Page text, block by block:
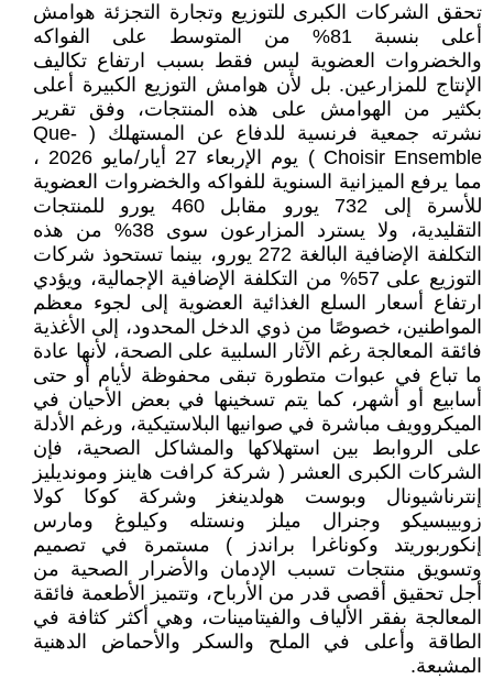
تحقق الشركات الكبرى للتوزيع وتجارة التجزئة هوامش
أعلى بنسبة 81% من المتوسط على الفواكه
والخضروات العضوية ليس فقط بسبب ارتفاع تكاليف
الإنتاج للمزارعين. بل لأن هوامش التوزيع الكبيرة أعلى
بكثير من الهوامش على هذه المنتجات، وفق تقرير
نشرته جمعية فرنسية للدفاع عن المستهلك ( Que-
Choisir Ensemble ) يوم الإربعاء 27 أيار/مايو 2026 ،
مما يرفع الميزانية السنوية للفواكه والخضروات العضوية
للأسرة إلى 732 يورو مقابل 460 يورو للمنتجات
التقليدية، ولا يسترد المزارعون سوى 38% من هذه
التكلفة الإضافية البالغة 272 يورو، بينما تستحوذ شركات
التوزيع على 57% من التكلفة الإضافية الإجمالية، ويؤدي
ارتفاع أسعار السلع الغذائية العضوية إلى لجوء معظم
المواطنين، خصوصًا من ذوي الدخل المحدود، إلى الأغذية
فائقة المعالجة رغم الآثار السلبية على الصحة، لأنها عادة
ما تباع في عبوات متطورة تبقى محفوظة لأيام أو حتى
أسابيع أو أشهر، كما يتم تسخينها في بعض الأحيان في
الميكروويف مباشرة في صوانيها البلاستيكية، ورغم الأدلة
على الروابط بين استهلاكها والمشاكل الصحية، فإن
الشركات الكبرى العشر ( شركة كرافت هاينز ومونديليز
إنترناشيونال وبوست هولدينغز وشركة كوكا كولا
زوبيبسيكو وجنرال ميلز ونستله وكيلوغ ومارس
إنكوربوريتد وكوناغرا براندز ) مستمرة في تصميم
وتسويق منتجات تسبب الإدمان والأضرار الصحية من
أجل تحقيق أقصى قدر من الأرباح، وتتميز الأطعمة فائقة
المعالجة بفقر الألياف والفيتامينات، وهي أكثر كثافة في
الطاقة وأعلى في الملح والسكر والأحماض الدهنية
المشبعة.